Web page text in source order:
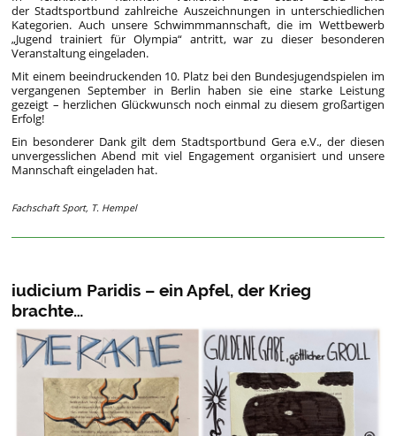
der Stadtsportbund zahlreiche Auszeichnungen in unterschiedlichen
Kategorien. Auch unsere Schwimmmannschaft, die im Wettbewerb
„Jugend trainiert für Olympia“ antritt, war zu dieser besonderen
Veranstaltung eingeladen.
Mit einem beeindruckenden 10. Platz bei den Bundesjugendspielen im
vergangenen September in Berlin haben sie eine starke Leistung
gezeigt – herzlichen Glückwunsch noch einmal zu diesem großartigen
Erfolg!
Ein besonderer Dank gilt dem Stadtsportbund Gera e.V., der diesen
unvergesslichen Abend mit viel Engagement organisiert und unsere
Mannschaft eingeladen hat.
Fachschaft Sport, T. Hempel
iudicium Paridis – ein Apfel, der Krieg
brachte…